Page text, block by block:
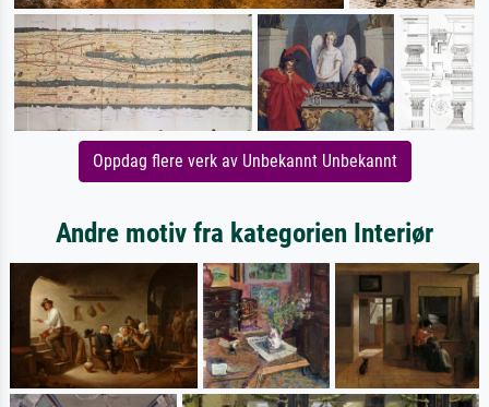
Oppdag flere verk av Unbekannt Unbekannt
Andre motiv fra kategorien Interiør